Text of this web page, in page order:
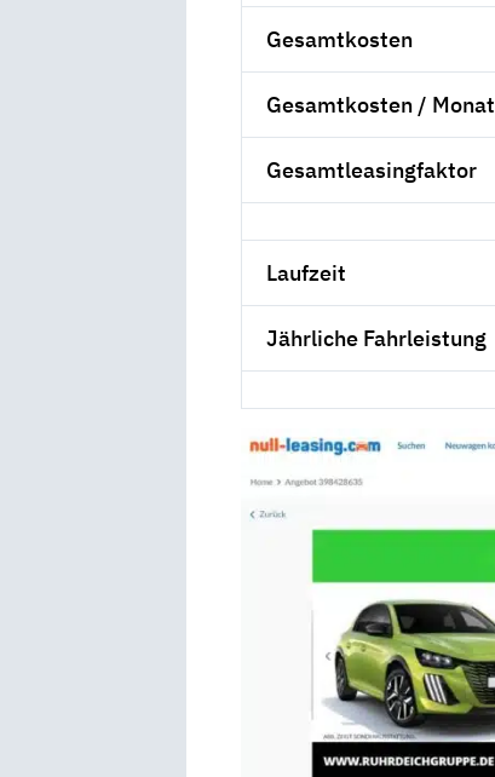
Gesamtkosten
Gesamtkosten / Monat
Gesamtleasingfaktor
Laufzeit
Jährliche Fahrleistung